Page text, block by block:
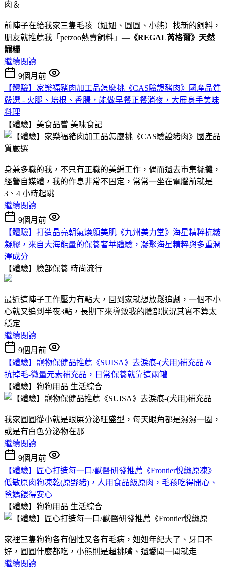
前陣子在給我家三隻毛孩（妞妞、圓圓、小熊）找新的飼料，
朋友就推薦我「petzoo熱賣飼料」— 《REGAL芮格爾》天然
寵糧
繼續閱讀
9個月前
【體驗】家樂福豬肉加工品怎麼挑《CAS驗證豬肉》國產品質
嚴選 - 火腿、培根、香腸，能做早餐正餐消夜，大展身手美味
料理
【體驗】美食品嘗 美味食記
身兼多職的我，不只有正職的美編工作，偶而還去市集擺攤，
經營自媒體，我的作息非常不固定，常常一坐在電腦前就是
3、4 小時起跳
繼續閱讀
9個月前
【體驗】打造晶亮朝氣煥顏美肌《九州美力堂》海星精粹抗皺
凝膠，來自大海能量的保養奢華體驗，凝聚海星精粹與多重潤
澤成分
【體驗】臉部保養 時尚流行
最近這陣子工作壓力有點大，回到家就想放鬆追劇，一個不小
心就又追到半夜3點，長期下來導致我的臉部狀況其實不算太
穩定
繼續閱讀
9個月前
【體驗】寵物保健品推薦《SUISA》去淚痕-(犬用)補充品 &
抗掉毛-微量元素補充品，日常保養就靠這兩罐
【體驗】狗狗用品 生活綜合
我家圓圓從小就是眼屎分泌旺盛型，每天眼角都是濕濕一圈，
或是有白色分泌物在那
繼續閱讀
9個月前
【體驗】匠心打造每一口/獸醫研發推薦《Frontier悅緻原凍》
低敏原肉狗凍乾(原野豬)，人用食品級原肉，毛孩吃得開心、
爸媽餵得安心
【體驗】狗狗用品 生活綜合
家裡三隻狗狗各有個性又各有毛病，妞妞年紀大了、牙口不
好，圓圓什麼都吃，小熊則是超挑嘴、還愛聞一聞就走
繼續閱讀